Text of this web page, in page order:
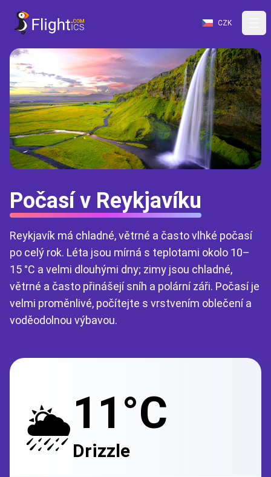
CZK
Počasí v Reykjavíku
Reykjavík má chladné, větrné a často vlhké počasí
po celý rok. Léta jsou mírná s teplotami okolo 10–
15 °C a velmi dlouhými dny; zimy jsou chladné,
větrné a často přinášejí sníh a polární záři. Počasí je
velmi proměnlivé, počítejte s vrstvením oblečení a
voděodolnou výbavou.
🌦️11°C
Drizzle